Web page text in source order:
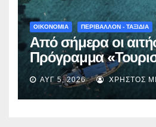
ΟΙΚΟΝΟΜΙΑ ΠΕΡΙΒΑΛΛΟΝ - ΤΑΞΙΔΙΑ
Από σήμερα οι
Πρόγραμμα
Όλους 2026-2027»
η προσθεσμία
ΑΥΓ 5, 2026 ΧΡΉΣΤΟΣ